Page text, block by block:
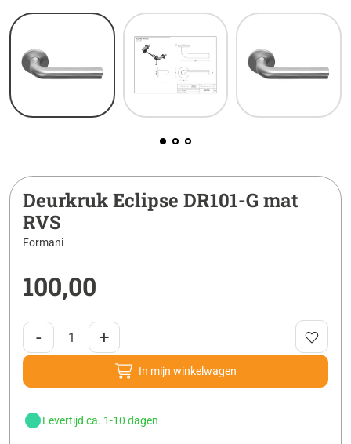
Deurkruk Eclipse DR101-G mat
RVS
Formani
100,00
- +
In mijn winkelwagen
Levertijd ca. 1-10 dagen